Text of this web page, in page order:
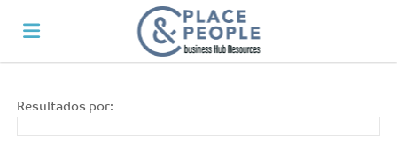
Resultados por: